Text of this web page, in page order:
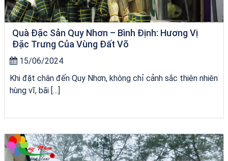
Quà Đặc Sản Quy Nhơn – Bình Định: Hương Vị
Đặc Trưng Của Vùng Đất Võ
15/06/2024
Khi đặt chân đến Quy Nhơn, không chỉ cảnh sắc thiên nhiên
hùng vĩ, bãi […]
Tour Quy Nhơn 3 Đảo